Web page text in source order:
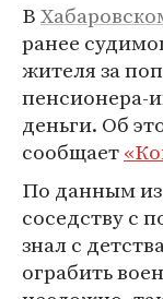
В
ранее
жителя за
пенсионера-
деньги. Об
сообщает
По данным
соседству с
знал с
ограбить